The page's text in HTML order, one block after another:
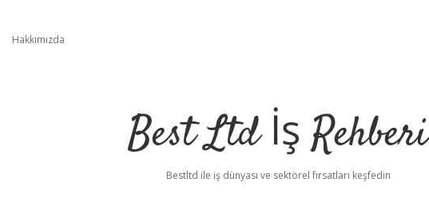
Hakkımızda
Best Ltd İş Rehberi
Bestltd ile iş dünyası ve sektörel fırsatları keşfedin